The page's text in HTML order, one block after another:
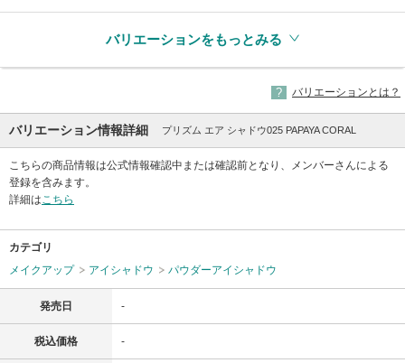
バリエーションをもっとみる
バリエーションとは？
バリエーション情報詳細 プリズム エア シャドウ025 PAPAYA CORAL
こちらの商品情報は公式情報確認中または確認前となり、メンバーさんによる
登録を含みます。
詳細はこちら
カテゴリ
メイクアップ
アイシャドウ パウダーアイシャドウ
発売日 -
税込価格 -